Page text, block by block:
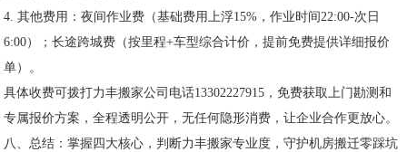
4. 其他费用：夜间作业费（基础费用上浮15%，作业时间22:00-次日
6:00）；长途跨城费（按里程+车型综合计价，提前免费提供详细报价
单）。
具体收费可拨打力丰搬家公司电话13302227915，免费获取上门勘测和
专属报价方案，全程透明公开，无任何隐形消费，让企业合作更放心。
八、总结：掌握四大核心，判断力丰搬家专业度，守护机房搬迁零踩坑